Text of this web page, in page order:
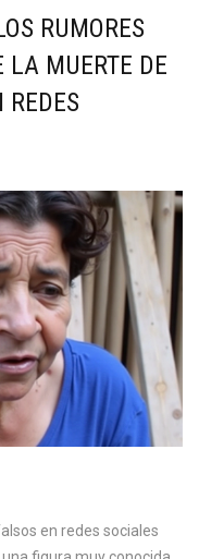
RUMORES
LA MUERTE DE
REDES
en redes sociales